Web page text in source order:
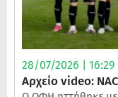
28/07/2026 | 16:29
Αρχείο video: